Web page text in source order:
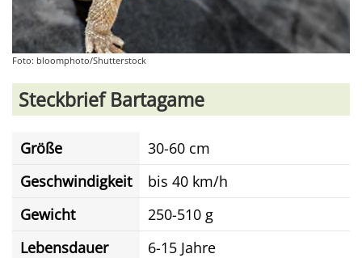
Foto: bloomphoto/Shutterstock
Steckbrief Bartagame
Größe
30-60 cm
Geschwindigkeit
bis 40 km/h
Gewicht
250-510 g
Lebensdauer
6-15 Jahre